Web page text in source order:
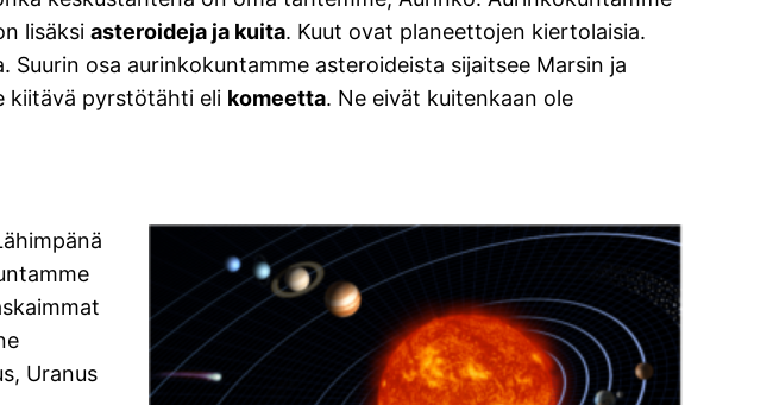
lisäksiasteroideja ja kuita. Kuut ovat planeettojen kiertolaisia.
osa aurinkokuntamme asteroideista sijaitsee Marsin ja
kiitävä pyrstötähti eli komeetta. Ne eivät kuitenkaan ole
Uranus